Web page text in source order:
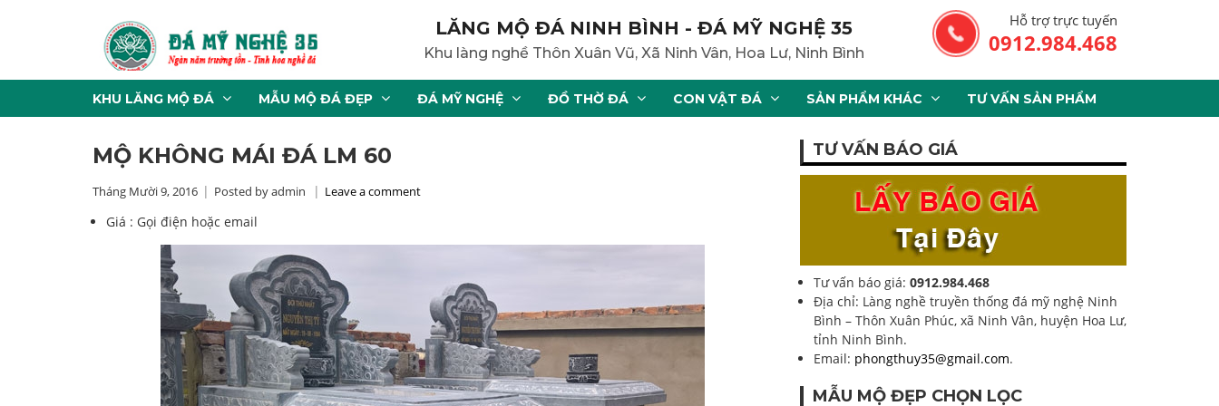
LĂNG MỘ ĐÁ NINH BÌNH - ĐÁ MỸ NGHỆ 35
Khu làng nghề Thôn Xuân Vũ, Xã Ninh Vân, Hoa Lư, Ninh Bình
Hỗ trợ trực tuyến
0912.984.468
KHU LĂNG MỘ ĐÁ MẪU MỘ ĐÁ ĐẸP ĐÁ MỸ NGHỆ ĐỒ THỜ ĐÁ CON VẬT ĐÁ SẢN PHẨM KHÁC TƯ VẤN SẢN PHẨM
MỘ KHÔNG MÁI ĐÁ LM 60
Tháng Mười 9, 2016 Posted by admin Leave a comment
Giá : Gọi điện hoặc email
TƯ VẤN BÁO GIÁ
Tư vấn báo giá: 0912.984.468
Địa chỉ: Làng nghề truyền thống đá mỹ nghệ Ninh
Bình – Thôn Xuân Phúc, xã Ninh Vân, huyện Hoa Lư,
tỉnh Ninh Bình.
Email: phongthuy35@gmail.com.
MẪU MỘ ĐẸP CHỌN LỌC